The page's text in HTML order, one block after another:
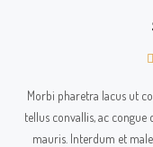
Morbi pharetra lacus ut
tellus convallis, ac
mauris. Interdum et